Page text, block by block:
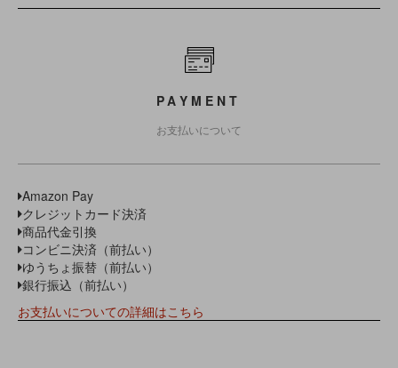
PAYMENT
お支払いについて
Amazon Pay
クレジットカード決済
商品代金引換
コンビニ決済（前払い）
ゆうちょ振替（前払い）
銀行振込（前払い）
お支払いについての詳細はこちら